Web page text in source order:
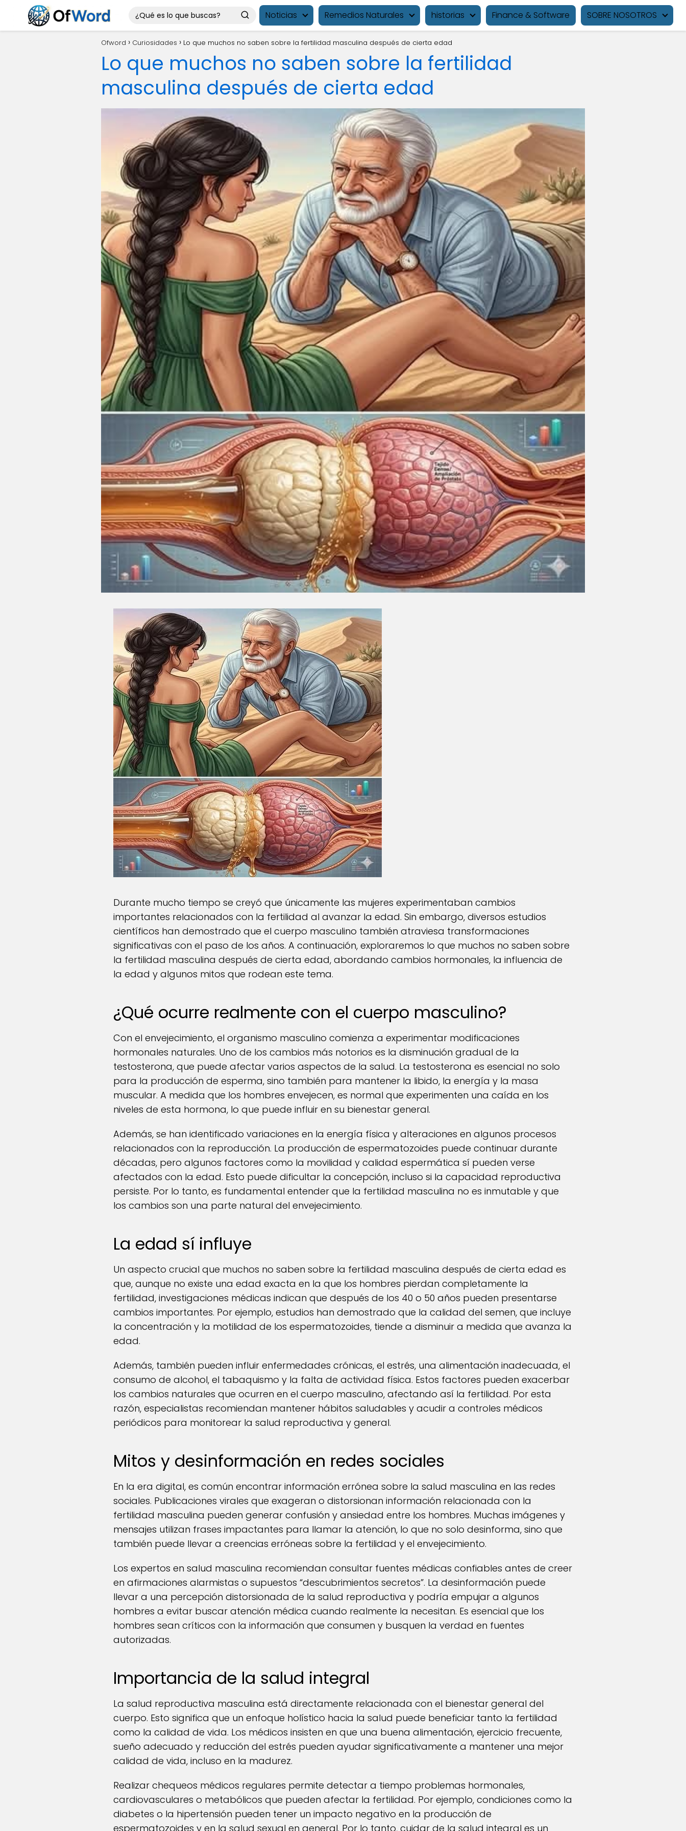
Noticias Remedios Naturales historias Finance & Software SOBRE NOSOTROS
Ofword Curiosidades Lo que muchos no saben sobre la fertilidad masculina después de cierta edad
Lo que muchos no saben sobre la fertilidad
masculina después de cierta edad
Durante mucho tiempo se creyó que únicamente las mujeres experimentaban cambios
importantes relacionados con la fertilidad al avanzar la edad. Sin embargo, diversos estudios
científicos han demostrado que el cuerpo masculino también atraviesa transformaciones
significativas con el paso de los años. A continuación, exploraremos lo que muchos no saben sobre
la fertilidad masculina después de cierta edad, abordando cambios hormonales, la influencia de
la edad y algunos mitos que rodean este tema.
¿Qué ocurre realmente con el cuerpo masculino?
Con el envejecimiento, el organismo masculino comienza a experimentar modificaciones
hormonales naturales. Uno de los cambios más notorios es la disminución gradual de la
testosterona, que puede afectar varios aspectos de la salud. La testosterona es esencial no solo
para la producción de esperma, sino también para mantener la libido, la energía y la masa
muscular. A medida que los hombres envejecen, es normal que experimenten una caída en los
niveles de esta hormona, lo que puede influir en su bienestar general.
Además, se han identificado variaciones en la energía física y alteraciones en algunos procesos
relacionados con la reproducción. La producción de espermatozoides puede continuar durante
décadas, pero algunos factores como la movilidad y calidad espermática sí pueden verse
afectados con la edad. Esto puede dificultar la concepción, incluso si la capacidad reproductiva
persiste. Por lo tanto, es fundamental entender que la fertilidad masculina no es inmutable y que
los cambios son una parte natural del envejecimiento.
La edad sí influye
Un aspecto crucial que muchos no saben sobre la fertilidad masculina después de cierta edad es
que, aunque no existe una edad exacta en la que los hombres pierdan completamente la
fertilidad, investigaciones médicas indican que después de los 40 o 50 años pueden presentarse
cambios importantes. Por ejemplo, estudios han demostrado que la calidad del semen, que incluye
la concentración y la motilidad de los espermatozoides, tiende a disminuir a medida que avanza la
edad.
Además, también pueden influir enfermedades crónicas, el estrés, una alimentación inadecuada, el
consumo de alcohol, el tabaquismo y la falta de actividad física. Estos factores pueden exacerbar
los cambios naturales que ocurren en el cuerpo masculino, afectando así la fertilidad. Por esta
razón, especialistas recomiendan mantener hábitos saludables y acudir a controles médicos
periódicos para monitorear la salud reproductiva y general.
Mitos y desinformación en redes sociales
En la era digital, es común encontrar información errónea sobre la salud masculina en las redes
sociales. Publicaciones virales que exageran o distorsionan información relacionada con la
fertilidad masculina pueden generar confusión y ansiedad entre los hombres. Muchas imágenes y
mensajes utilizan frases impactantes para llamar la atención, lo que no solo desinforma, sino que
también puede llevar a creencias erróneas sobre la fertilidad y el envejecimiento.
Los expertos en salud masculina recomiendan consultar fuentes médicas confiables antes de creer
en afirmaciones alarmistas o supuestos “descubrimientos secretos”. La desinformación puede
llevar a una percepción distorsionada de la salud reproductiva y podría empujar a algunos
hombres a evitar buscar atención médica cuando realmente la necesitan. Es esencial que los
hombres sean críticos con la información que consumen y busquen la verdad en fuentes
autorizadas.
Importancia de la salud integral
La salud reproductiva masculina está directamente relacionada con el bienestar general del
cuerpo. Esto significa que un enfoque holístico hacia la salud puede beneficiar tanto la fertilidad
como la calidad de vida. Los médicos insisten en que una buena alimentación, ejercicio frecuente,
sueño adecuado y reducción del estrés pueden ayudar significativamente a mantener una mejor
calidad de vida, incluso en la madurez.
Realizar chequeos médicos regulares permite detectar a tiempo problemas hormonales,
cardiovasculares o metabólicos que pueden afectar la fertilidad. Por ejemplo, condiciones como la
diabetes o la hipertensión pueden tener un impacto negativo en la producción de
espermatozoides y en la salud sexual en general. Por lo tanto, cuidar de la salud integral es un